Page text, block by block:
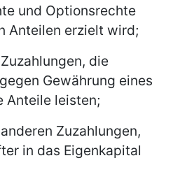
und Optionsrechte
Anteilen erzielt wird;
die
Gewährung eines
Anteile leisten;
Zuzahlungen,
in das Eigenkapital